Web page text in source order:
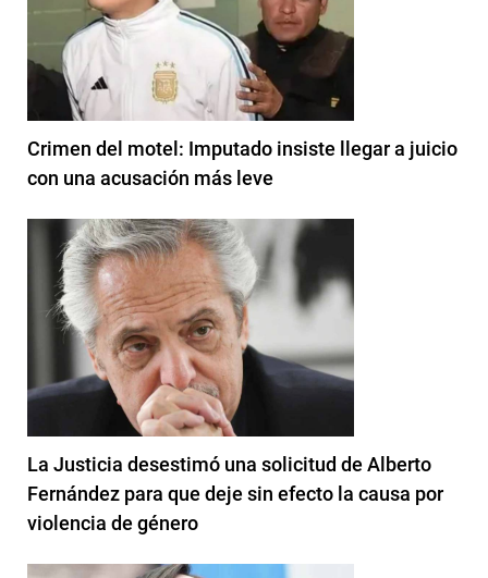
Crimen del motel: Imputado insiste llegar a juicio
con una acusación más leve
La Justicia desestimó una solicitud de Alberto
Fernández para que deje sin efecto la causa por
violencia de género